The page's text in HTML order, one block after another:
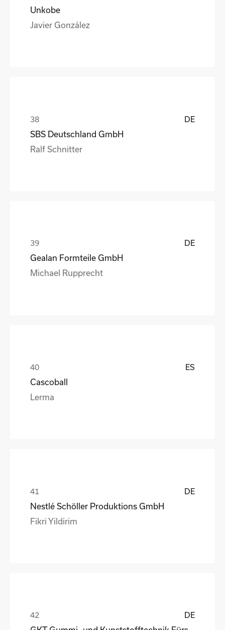
Unkobe
Javier González
DE
SBS Deutschland GmbH
Ralf Schnitter
DE
Gealan Formteile GmbH
Michael Rupprecht
ES
Cascoball
Lerma
DE
Nestlé Schöller Produktions GmbH
Fikri Yildirim
DE